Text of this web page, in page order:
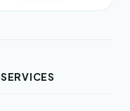
SERVICES